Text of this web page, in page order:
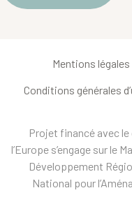
Mentions légales
Conditions générales
Projet financé avec le
l’Europe s’engage sur le
Développement
National pour